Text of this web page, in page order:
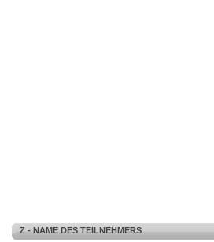
Z - NAME DES TEILNEHMERS